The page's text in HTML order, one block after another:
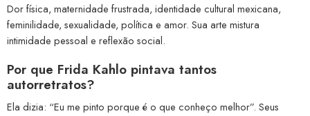
Dor física, maternidade frustrada, identidade cultural mexicana,
feminilidade, sexualidade, política e amor. Sua arte mistura
intimidade pessoal e reflexão social.
Por que Frida Kahlo pintava tantos
autorretratos?
Ela dizia: “Eu me pinto porque é o que conheço melhor”. Seus